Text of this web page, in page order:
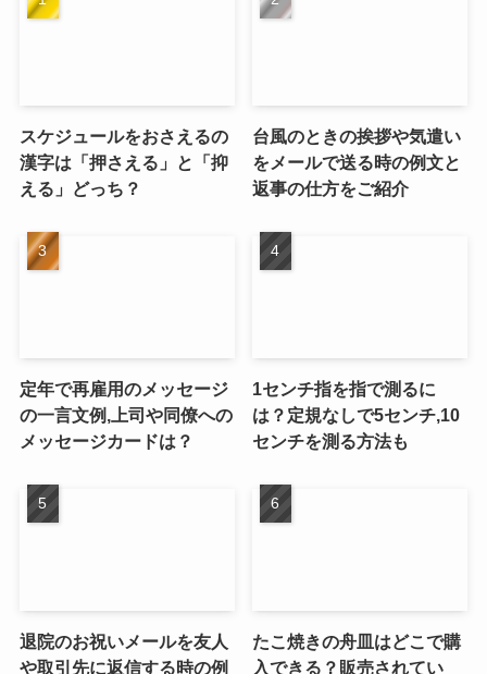
スケジュールをおさえるの
漢字は「押さえる」と「抑
える」どっち？
台風のときの挨拶や気遣い
をメールで送る時の例文と
返事の仕方をご紹介
定年で再雇用のメッセージ
の一言文例,上司や同僚への
メッセージカードは？
1センチ指を指で測るに
は？定規なしで5センチ,10
センチを測る方法も
退院のお祝いメールを友人
や取引先に返信する時の例
たこ焼きの舟皿はどこで購
入できる？販売されてい